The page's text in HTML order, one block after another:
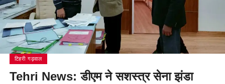
टिहरी गढ़वाल
Tehri News: डीएम ने सशस्त्र सेना झंडा